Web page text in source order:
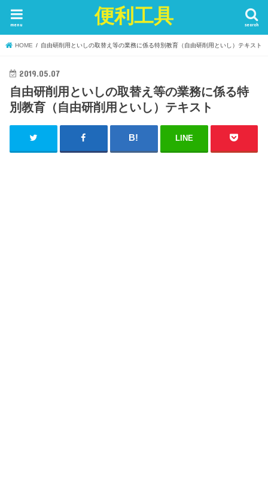
便利工具 search
menu
HOME 自由研削用といしの取替え等の業務に係る特別教育（自由研削用といし）テキスト
2019.05.07
自由研削用といしの取替え等の業務に係る特
別教育（自由研削用といし）テキスト
LINE